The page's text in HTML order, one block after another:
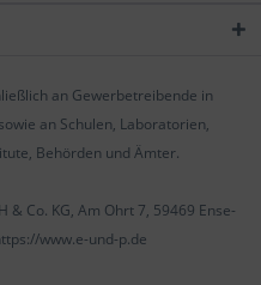
an Gewerbetreibende in
an Schulen, Laboratorien,
Behörden und Ämter.
Co. KG, Am Ohrt 7, 59469 Ense-
www.e-und-p.de